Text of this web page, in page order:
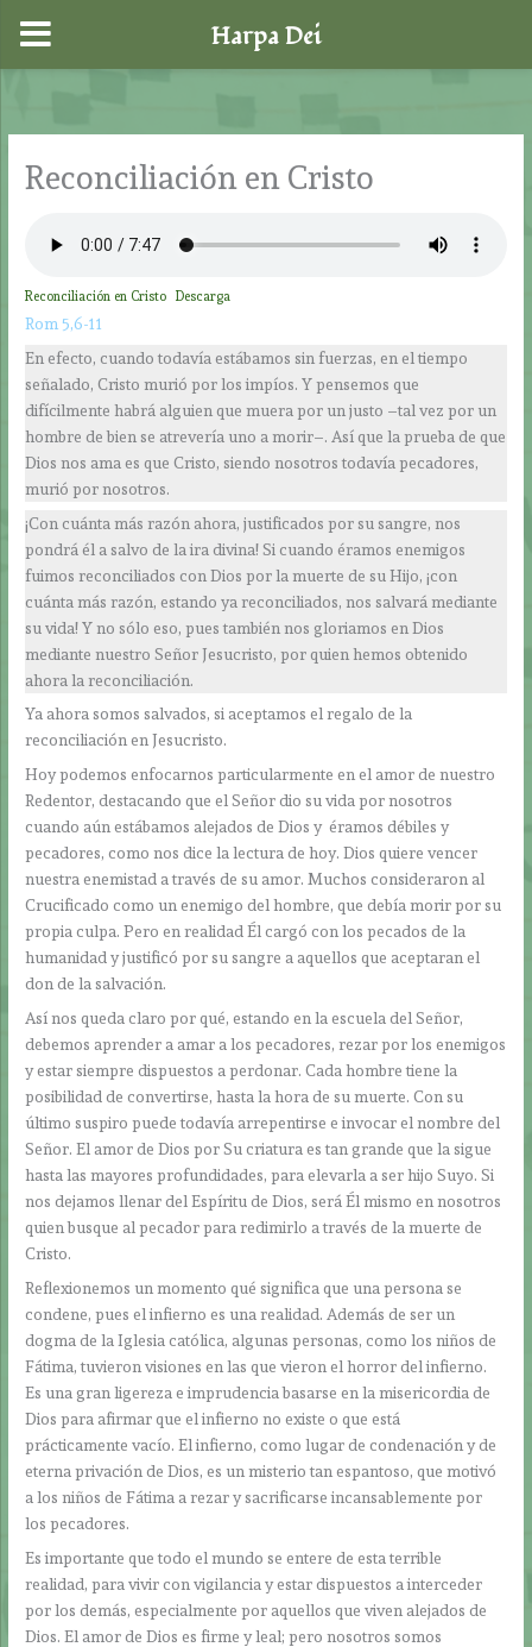
contenido
Reconciliación en Cristo
Reconciliación en Cristo Descarga
Rom 5,6-11
En efecto, cuando todavía estábamos sin fuerzas, en el tiempo
señalado, Cristo murió por los impíos. Y pensemos que
difícilmente habrá alguien que muera por un justo –tal vez por un
hombre de bien se atrevería uno a morir–. Así que la prueba de que
Dios nos ama es que Cristo, siendo nosotros todavía pecadores,
murió por nosotros.
¡Con cuánta más razón ahora, justificados por su sangre, nos
pondrá él a salvo de la ira divina! Si cuando éramos enemigos
fuimos reconciliados con Dios por la muerte de su Hijo, ¡con
cuánta más razón, estando ya reconciliados, nos salvará mediante
su vida! Y no sólo eso, pues también nos gloriamos en Dios
mediante nuestro Señor Jesucristo, por quien hemos obtenido
ahora la reconciliación.
Ya ahora somos salvados, si aceptamos el regalo de la
reconciliación en Jesucristo.
Hoy podemos enfocarnos particularmente en el amor de nuestro
Redentor, destacando que el Señor dio su vida por nosotros
cuando aún estábamos alejados de Dios y éramos débiles y
pecadores, como nos dice la lectura de hoy. Dios quiere vencer
nuestra enemistad a través de su amor. Muchos consideraron al
Crucificado como un enemigo del hombre, que debía morir por su
propia culpa. Pero en realidad Él cargó con los pecados de la
humanidad y justificó por su sangre a aquellos que aceptaran el
don de la salvación.
Así nos queda claro por qué, estando en la escuela del Señor,
debemos aprender a amar a los pecadores, rezar por los enemigos
y estar siempre dispuestos a perdonar. Cada hombre tiene la
posibilidad de convertirse, hasta la hora de su muerte. Con su
último suspiro puede todavía arrepentirse e invocar el nombre del
Señor. El amor de Dios por Su criatura es tan grande que la sigue
hasta las mayores profundidades, para elevarla a ser hijo Suyo. Si
nos dejamos llenar del Espíritu de Dios, será Él mismo en nosotros
quien busque al pecador para redimirlo a través de la muerte de
Cristo.
Reflexionemos un momento qué significa que una persona se
condene, pues el infierno es una realidad. Además de ser un
dogma de la Iglesia católica, algunas personas, como los niños de
Fátima, tuvieron visiones en las que vieron el horror del infierno.
Es una gran ligereza e imprudencia basarse en la misericordia de
Dios para afirmar que el infierno no existe o que está
prácticamente vacío. El infierno, como lugar de condenación y de
eterna privación de Dios, es un misterio tan espantoso, que motivó
a los niños de Fátima a rezar y sacrificarse incansablemente por
los pecadores.
Es importante que todo el mundo se entere de esta terrible
realidad, para vivir con vigilancia y estar dispuestos a interceder
por los demás, especialmente por aquellos que viven alejados de
Dios. El amor de Dios es firme y leal; pero nosotros somos
Harpa Dei